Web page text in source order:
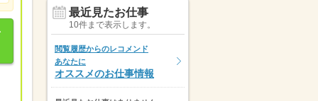
最近見たお仕事
10件まで表示します。
閲覧履歴からのレコメンド
あなたに
オススメのお仕事情報